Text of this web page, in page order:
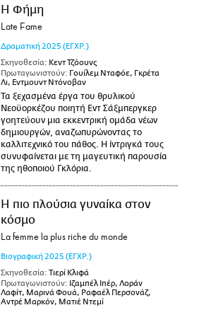
Η Φήμη
Late Fame
Δραματική 2025 (ΕΓΧΡ.)
Σκηνοθεσία: Κεντ Τζόουνς
Πρωταγωνιστούν: Γουίλεμ Νταφόε, Γκρέτα
Λι, Εντμουντ Ντόνοβαν
Τα ξεχασμένα έργα του θρυλικού
Νεοϋορκέζου ποιητή Εντ Σάξμπεργκερ
γοητεύουν μια εκκεντρική ομάδα νέων
δημιουργών, αναζωπυρώνοντας το
καλλιτεχνικό του πάθος. Η ίντριγκά τους
συνυφαίνεται με τη μαγευτική παρουσία
της ηθοποιού Γκλόρια.
Η πιο πλούσια γυναίκα στον
κόσμο
La femme la plus riche du monde
Βιογραφική 2025 (ΕΓΧΡ.)
Σκηνοθεσία: Τιερί Κλιφά
Πρωταγωνιστούν: Ιζαμπέλ Ιπέρ, Λοράν
Λαφίτ, Μαρινά Φουά, Ραφαέλ Περσονάζ,
Αντρέ Μαρκόν, Ματιέ Ντεμί